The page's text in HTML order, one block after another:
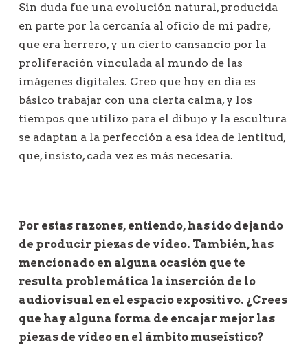
Sin duda fue una evolución natural, producida
en parte por la cercanía al oficio de mi padre,
que era herrero, y un cierto cansancio por la
proliferación vinculada al mundo de las
imágenes digitales. Creo que hoy en día es
básico trabajar con una cierta calma, y los
tiempos que utilizo para el dibujo y la escultura
se adaptan a la perfección a esa idea de lentitud,
que, insisto, cada vez es más necesaria.
Por estas razones, entiendo, has ido dejando
de producir piezas de vídeo. También, has
mencionado en alguna ocasión que te
resulta problemática la inserción de lo
audiovisual en el espacio expositivo. ¿Crees
que hay alguna forma de encajar mejor las
piezas de vídeo en el ámbito museístico?